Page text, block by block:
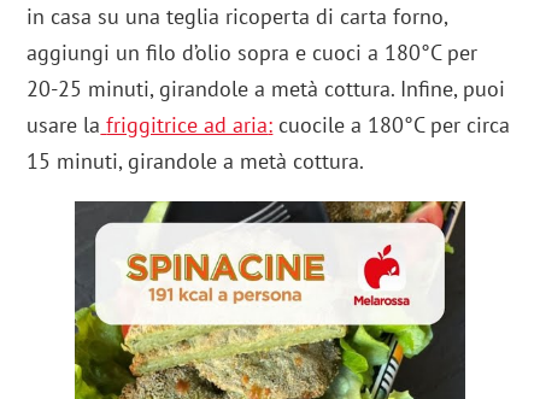
in casa su una teglia ricoperta di carta forno,
aggiungi un filo d’olio sopra e cuoci a 180°C per
20-25 minuti, girandole a metà cottura. Infine, puoi
usare la friggitrice ad aria: cuocile a 180°C per circa
15 minuti, girandole a metà cottura.